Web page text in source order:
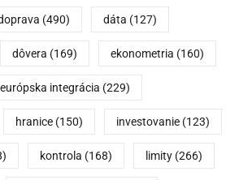
(490) dáta (127)
dôvera (169) ekonometria (160)
európska integrácia (229)
hranice (150) investovanie (123)
kontrola (168) limity (266)